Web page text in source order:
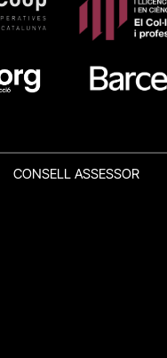
CONSELL ASSESSOR